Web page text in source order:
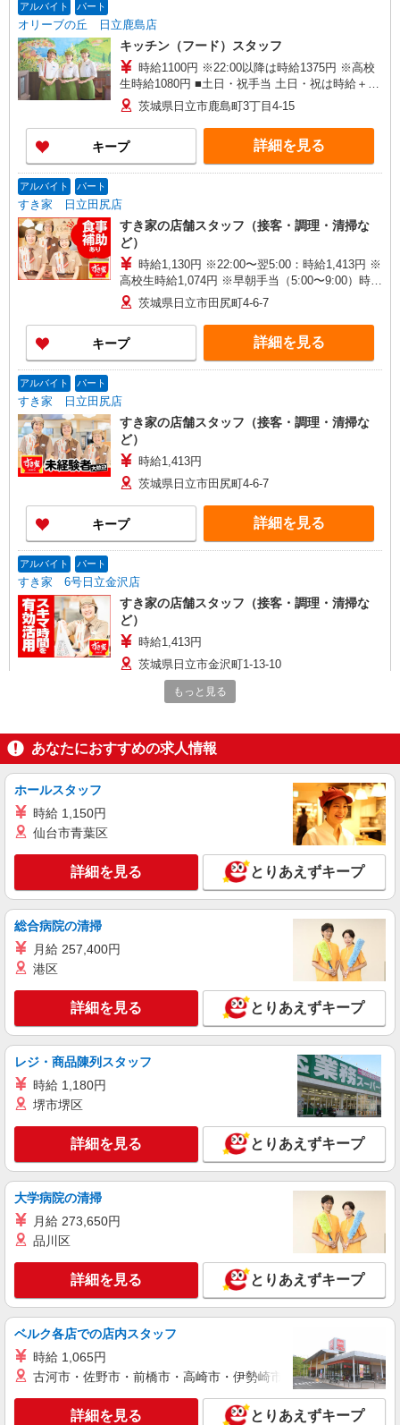
アルバイト パート
オリーブの丘 日立鹿島店
キッチン（フード）スタッフ
時給1100円 ※22:00以降は時給1375円 ※高校
生時給1080円 ■土日・祝手当 土日・祝は時給＋
100円茨城県日立市鹿島町3丁目4-15
キープ 詳細を見る
アルバイト パート
すき家 日立田尻店
すき家の店舗スタッフ（接客・調理・清掃な
ど）
時給1,130円 ※22:00〜翌5:00：時給1,413円 ※
高校生時給1,074円 ※早朝手当（5:00〜9:00）時給
＋150円
茨城県日立市田尻町4-6-7
キープ 詳細を見る
アルバイト パート
すき家 日立田尻店
すき家の店舗スタッフ（接客・調理・清掃な
ど）
時給1,413円
茨城県日立市田尻町4-6-7
キープ 詳細を見る
アルバイト パート
すき家 6号日立金沢店
すき家の店舗スタッフ（接客・調理・清掃な
ど）
時給1,413円
茨城県日立市金沢町1-13-10
アルバイト パート
すき家 6号日立金沢店
すき家の店舗スタッフ（接客・調理・清掃な
時給1,130円 ※22:00〜翌5:00：時給1,413円 ※
高校生時給1,074円 ※早朝手当（5:00〜9:00）時給
＋150円茨城県日立市金沢町1-13-10
キープ 詳細を見る
アルバイト
丸亀製麺日立店
時給1100円〜 ☆22時以降は時給25％UP（深夜
割増有）
キープ 詳細を見る
丸亀製麺日立大沼店
キッチン・ホールスタッフ
時給1100円〜 ☆22時以降は時給25％UP（深夜
キープ 詳細を見る
アルバイト パート
めん六や ダイナム茨城日立北店（121548）
キッチンスタッフ
時給1150円以上 給料前払い：勤務実績の7割ま
で可能（月間の上限3万円）
茨城県日立市東滑川町4丁目14-18
もっと見る
あなたにおすすめの求人情報
ホールスタッフ
時給 1,150円
仙台市青葉区
詳細を見る とりあえずキープ
総合病院の清掃
月給 257,400円
港区
詳細を見る とりあえずキープ
レジ・商品陳列スタッフ
時給 1,180円
堺市堺区
詳細を見る とりあえずキープ
大学病院の清掃
月給 273,650円
品川区
詳細を見る とりあえずキープ
ベルク各店での店内スタッフ
時給 1,065円
古河市・佐野市・前橋市・高崎市・伊勢崎市・太田市・館林市
詳細を見る とりあえずキープ